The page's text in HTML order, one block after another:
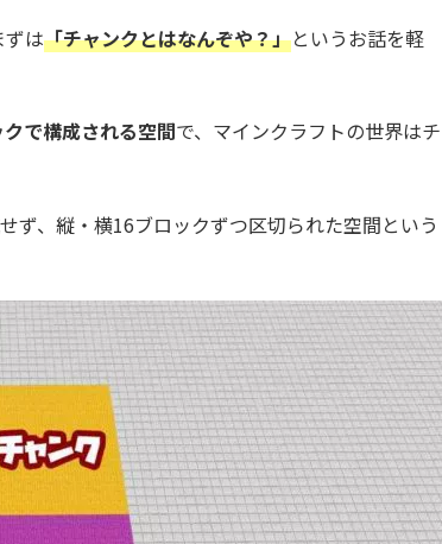
は「チャンクとはなんぞや？」というお話を軽
で構成される空間で、マインクラフトの世界はチ
ず、縦・横16ブロックずつ区切られた空間という